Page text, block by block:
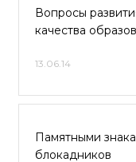
Вопросы
качества
13.06.14
Памятными
блокадников